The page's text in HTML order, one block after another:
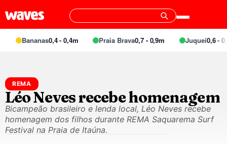
Bananas0,4 - 0,4m Praia Brava0,7 - 0,9m Juquei0,6 -
REMA
Léo Neves recebe homenagem
Bicampeão brasileiro e lenda local, Léo Neves recebe
homenagem dos filhos durante REMA Saquarema Surf
Festival na Praia de Itaúna.